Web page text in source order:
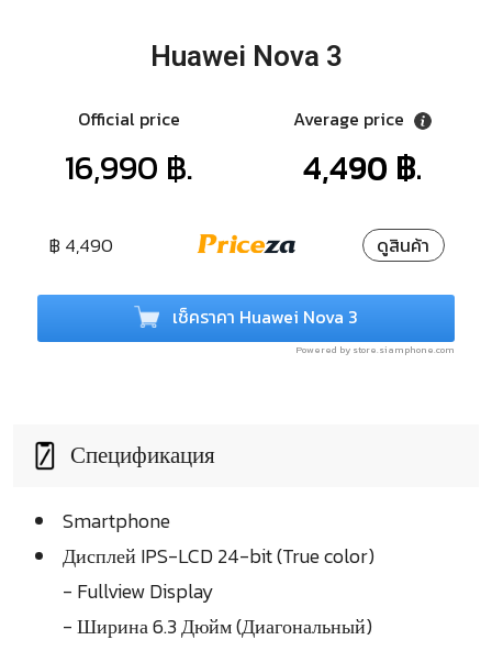
Huawei Nova 3
Official price
16,990 ฿.
Average price
4,490 ฿.
฿ 4,490 ดูสินค้า
เช็คราคา Huawei Nova 3
Powered by store.siamphone.com
Спецификация
Smartphone
Дисплей IPS-LCD 24-bit (True color)
- Fullview Display
- Ширина 6.3 Дюйм (Диагональный)